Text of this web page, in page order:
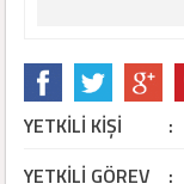
YETKİLİ KİŞİ :
YETKİLİ GÖREV :